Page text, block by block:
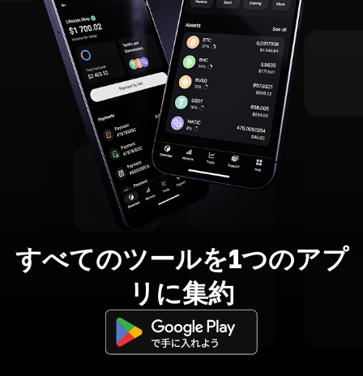
すべてのツールを1つのアプ
リに集約